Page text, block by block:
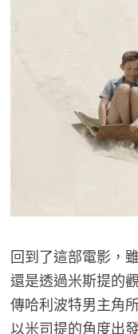
回到了這部電影，
還是透過米斯提的
傳哈利波特男主角
以米司提的角度出